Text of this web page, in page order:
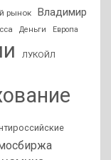
рынок
Владимир
Деньги Европа
ЛУКОЙЛ